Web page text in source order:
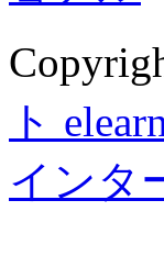
ト
インタ